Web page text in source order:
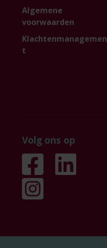
Algemene
voorwaarden
Klachtenmanagemen
t
Volg ons op